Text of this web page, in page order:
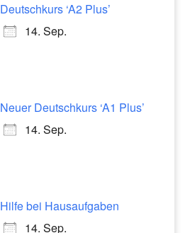
Deutschkurs ‘A2 Plus’
14. Sep.
Neuer Deutschkurs ‘A1 Plus’
14. Sep.
Hilfe bei Hausaufgaben
14. Sep.